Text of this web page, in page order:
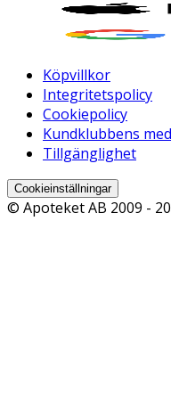
Köpvillkor
Integritetspolicy
Cookiepolicy
Kundklubbens
Tillgänglighet
Cookieinställningar
© Apoteket AB 2009 -